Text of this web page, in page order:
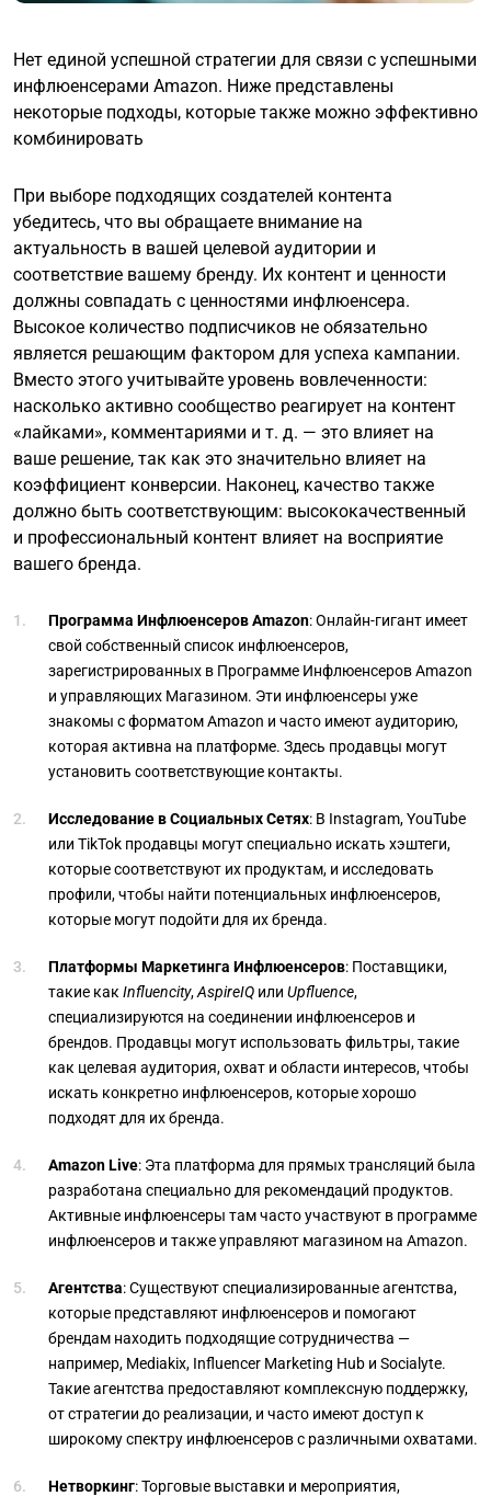
Нет единой успешной стратегии для связи с успешными
инфлюенсерами Amazon. Ниже представлены
некоторые подходы, которые также можно эффективно
комбинировать
При выборе подходящих создателей контента
убедитесь, что вы обращаете внимание на
актуальность в вашей целевой аудитории и
соответствие вашему бренду. Их контент и ценности
должны совпадать с ценностями инфлюенсера.
Высокое количество подписчиков не обязательно
является решающим фактором для успеха кампании.
Вместо этого учитывайте уровень вовлеченности:
насколько активно сообщество реагирует на контент
«лайками», комментариями и т. д. — это влияет на
ваше решение, так как это значительно влияет на
коэффициент конверсии. Наконец, качество также
должно быть соответствующим: высококачественный
и профессиональный контент влияет на восприятие
вашего бренда.
Программа Инфлюенсеров Amazon: Онлайн-гигант имеет
свой собственный список инфлюенсеров,
зарегистрированных в Программе Инфлюенсеров Amazon
и управляющих Магазином. Эти инфлюенсеры уже
знакомы с форматом Amazon и часто имеют аудиторию,
которая активна на платформе. Здесь продавцы могут
установить соответствующие контакты.
Исследование в Социальных Сетях: В Instagram, YouTube
или TikTok продавцы могут специально искать хэштеги,
которые соответствуют их продуктам, и исследовать
профили, чтобы найти потенциальных инфлюенсеров,
которые могут подойти для их бренда.
Платформы Маркетинга Инфлюенсеров: Поставщики,
такие как Influencity,AspireIQ или Upfluence,
специализируются на соединении инфлюенсеров и
брендов. Продавцы могут использовать фильтры, такие
как целевая аудитория, охват и области интересов, чтобы
искать конкретно инфлюенсеров, которые хорошо
подходят для их бренда.
Amazon Live: Эта платформа для прямых трансляций была
разработана специально для рекомендаций продуктов.
Активные инфлюенсеры там часто участвуют в программе
инфлюенсеров и также управляют магазином на Amazon.
Агентства: Существуют специализированные агентства,
которые представляют инфлюенсеров и помогают
брендам находить подходящие сотрудничества —
например, Mediakix, Influencer Marketing Hub и Socialyte.
Такие агентства предоставляют комплексную поддержку,
от стратегии до реализации, и часто имеют доступ к
широкому спектру инфлюенсеров с различными охватами.
Нетворкинг: Торговые выставки и мероприятия,